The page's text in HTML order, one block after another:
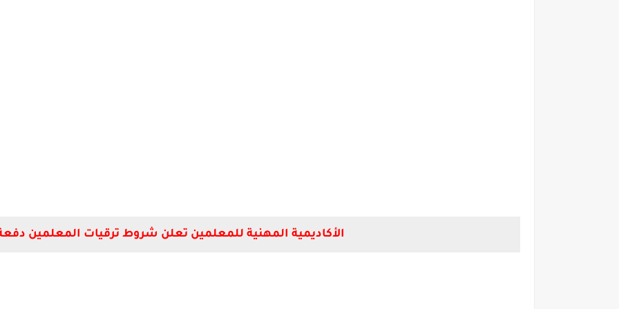
الأكاديمية المهنية للمعلمين تعلن شروط ترقيات المعلمين دفعة